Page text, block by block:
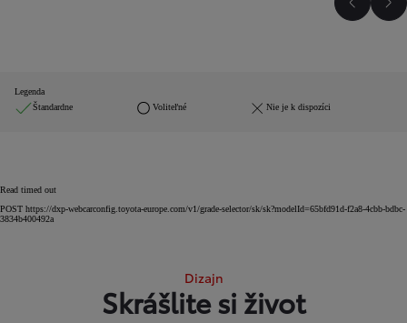
Legenda
Štandardne
Voliteľné Nie je k dispozíci
Read timed out
POST https://dxp-webcarconfig.toyota-europe.com/v1/grade-selector/sk/sk?modelId=65bfd91d-f2a8-4cbb-bdbc-
3834b400492a
Dizajn
Skrášlite si život